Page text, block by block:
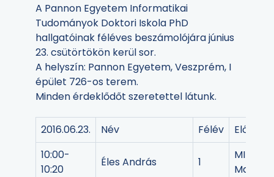
A Pannon Egyetem Informatikai
Tudományok Doktori Iskola PhD
hallgatóinak féléves beszámolójára június
23. csütörtökön kerül sor.
A helyszín: Pannon Egyetem, Veszprém, I
épület 726-os terem.
Minden érdeklődőt szeretettel látunk.
2016.06.23. Név Félév
10:00-
10:20
Éles András 1
MILP